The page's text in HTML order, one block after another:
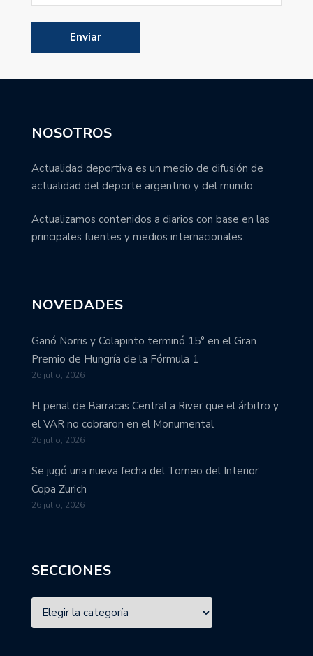
NOSOTROS
Actualidad deportiva es un medio de difusión de
actualidad del deporte argentino y del mundo
Actualizamos contenidos a diarios con base en las
principales fuentes y medios internacionales.
NOVEDADES
Ganó Norris y Colapinto terminó 15° en el Gran
Premio de Hungría de la Fórmula 1
26 julio, 2026
El penal de Barracas Central a River que el árbitro y
el VAR no cobraron en el Monumental
26 julio, 2026
Se jugó una nueva fecha del Torneo del Interior
Copa Zurich
26 julio, 2026
SECCIONES